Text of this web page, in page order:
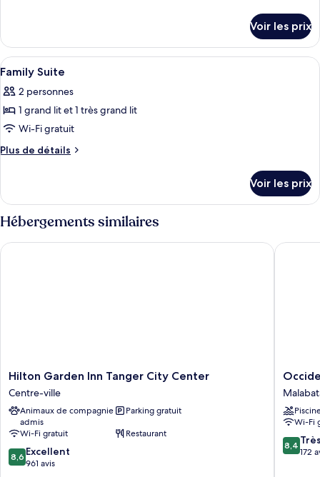
chambre :
Family
Suite
Premium
le
type
de
chambre
Family
Suite
Voir les prix
Afficher
toutes
les
photos
pour
ce
chambre :
Family
Suite
Minibar, espace de travail pour
5
Family Suite
2 personnes
1 grand lit et 1 très grand lit
Wi-Fi gratuit
Plus de détails
Plus
le
type
de
chambre
Family
Voir les prix
Hébergements similaires
Hilton
Garden
Inn
Tanger
City
Center
Centre-
ville
Hilton Garden Inn Tanger City Center
Centre-ville
Animaux de compagnie
admis
Parking gratuit
Wi-Fi gratuit
Restaurant
8.6
sur
8,6 Excellent
961 avis
Hilton Garden Inn Tanger City Center
Tanger
Wi-Fi
8.4
sur
8,4
172